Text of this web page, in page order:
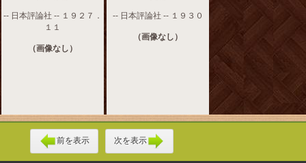
-- 日本評論社 -- １９２７．
１１
（画像なし）
-- 日本評論社 -- １９３０
（画像なし）
前を表示 次を表示